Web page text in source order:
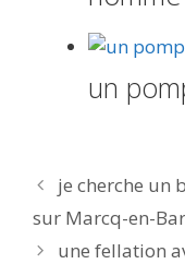
un
Navigation
je cherche un
sur Marcq-en-
une fellation